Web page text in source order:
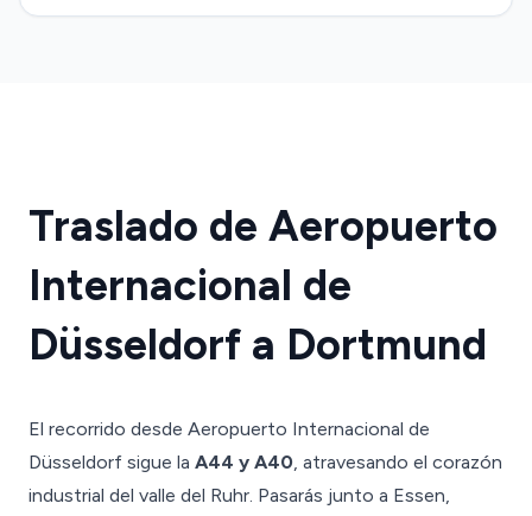
Traslado de Aeropuerto
Internacional de
Düsseldorf a Dortmund
El recorrido desde Aeropuerto Internacional de
Düsseldorf sigue la A44 y A40, atravesando el corazón
industrial del valle del Ruhr. Pasarás junto a Essen,